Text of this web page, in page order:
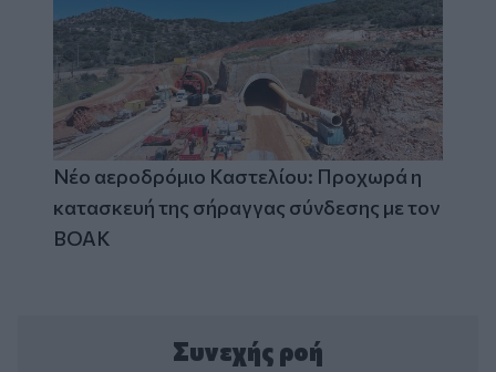
Νέο αεροδρόμιο Καστελίου: Προχωρά η
κατασκευή της σήραγγας σύνδεσης με τον
ΒΟΑΚ
Συνεχής ροή